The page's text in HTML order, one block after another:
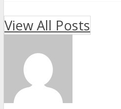
View All Posts